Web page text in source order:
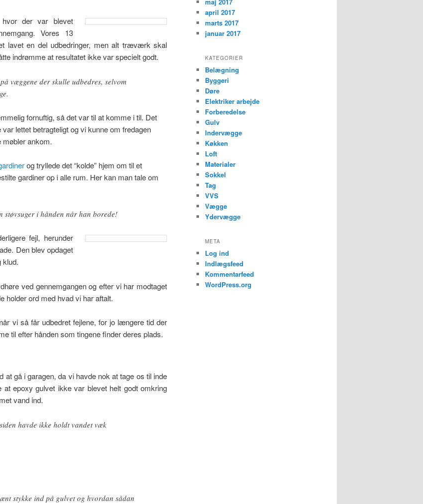
der var blevet
Vores 13
lavet en del udbedringer, men alt træværk skal
indrømme at resultatet ikke var specielt godt.
væggene der skulle udbedres, selvom
fornuftig, så det var til at komme i til. Det
lettet betragteligt og vi kunne om fredagen
møbler ankom.
og tryllede det “kolde” hjem om til et
gardiner op i alle rum. Her kan man tale om
støvsuger i hånden når han borede!
fejl, herunder
Den blev opdaget
klud.
ved gennemgangen og efter vi har modtaget
holder ord med hvad vi har aftalt.
vi så får udbedret fejlene, for jo længere tid der
til efter hånden som tingene finder deres plads.
at gå i garagen, da vi havde nok at tage os til inde
epoxy gulvet ikke var blevet helt godt omkring
vand ind.
havde ikke holdt vandet væk
stykke ind på gulvet og hvordan sådan
april 2017
marts 2017
januar 2017
KATEGORIER
Belægning
Byggeri
Døre
Elektriker arbejde
Forberedelse
Gulv
Indervægge
Køkken
Loft
Materialer
Sokkel
Tag
VVS
Vægge
Ydervægge
META
Log ind
Indlægsfeed
Kommentarfeed
WordPress.org